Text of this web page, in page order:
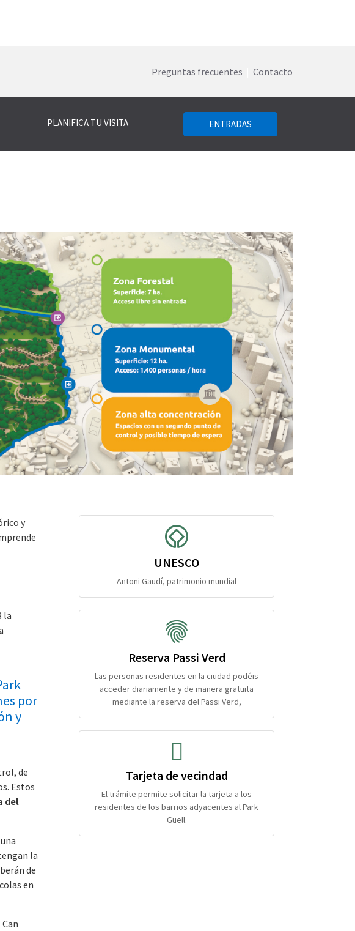
Preguntas frecuentes Contacto
PLANIFICA TU VISITA ENTRADAS
y
la
por
y
de
Estos
del
la
de
en
UNESCO
Antoni Gaudí, patrimonio mundial
Reserva Passi Verd
Las personas residentes en la ciudad podéis
acceder diariamente y de manera gratuita
mediante la reserva del Passi Verd,
Tarjeta de vecindad
El trámite permite solicitar la tarjeta a los
residentes de los barrios adyacentes al Park
Güell.